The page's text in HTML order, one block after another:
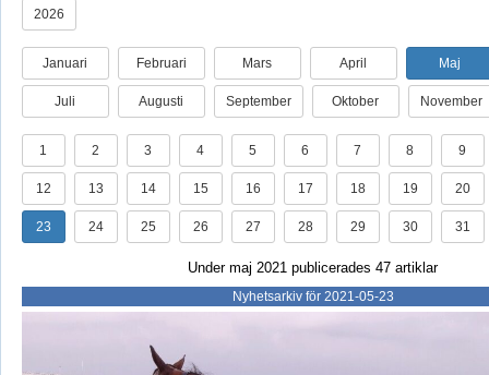
2026
Januari Februari Mars April Maj
Juli Augusti September Oktober November
1 2 3 4 5 6 7 8 9
12 13 14 15 16 17 18 19 20
23 24 25 26 27 28 29 30 31
Under maj 2021 publicerades 47 artiklar
Nyhetsarkiv för 2021-05-23